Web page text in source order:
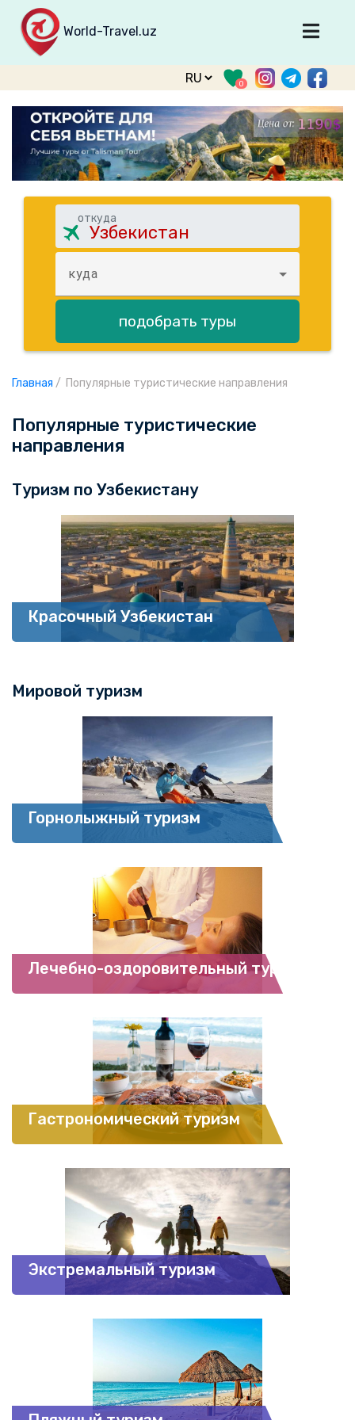
World-Travel.uz
Главная
Направления
Туры
Тур. фирмы
Табло прилета
О проекте
0
откуда
куда
подобрать туры
Главная / Популярные туристические направления
Популярные туристические
направления
Туризм по Узбекистану
Красочный Узбекистан
Мировой туризм
Горнолыжный туризм
Лечебно-оздоровительный туризм
Гастрономический туризм
Экстремальный туризм